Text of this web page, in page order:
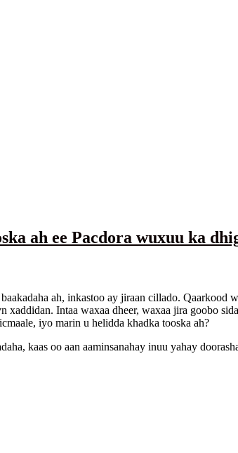
ah ee Pacdora wuxuu ka
ah, inkastoo ay jiraan cillado. Qaarkood
Intaa waxaa dheer, waxaa jira goobo
iyo marin u helidda khadka tooska ah?
kaas oo aan aaminsanahay inuu yahay